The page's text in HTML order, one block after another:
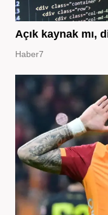
Açık kaynak mı,
Haber7